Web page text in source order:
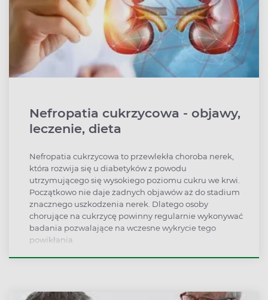
Nefropatia cukrzycowa - objawy,
leczenie, dieta
Nefropatia cukrzycowa to przewlekła choroba nerek,
która rozwija się u diabetyków z powodu
utrzymującego się wysokiego poziomu cukru we krwi.
Początkowo nie daje żadnych objawów aż do stadium
znacznego uszkodzenia nerek. Dlatego osoby
chorujące na cukrzycę powinny regularnie wykonywać
badania pozwalające na wczesne wykrycie tego
powikłania.